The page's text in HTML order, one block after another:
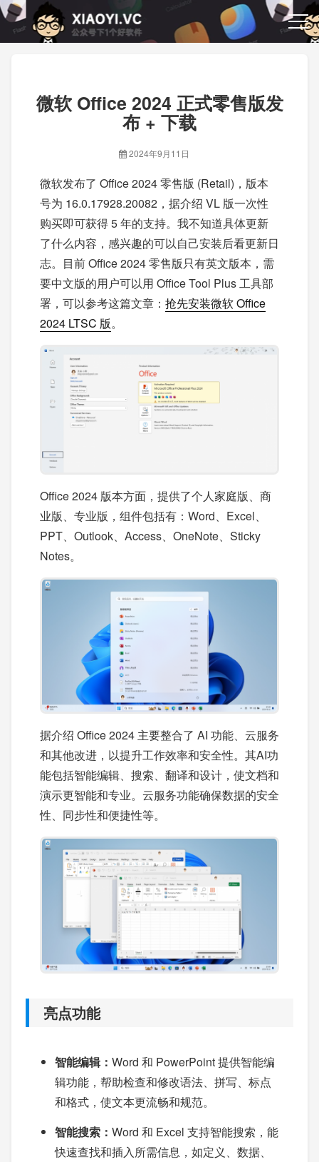
微软 Office 2024 正式零售版发
布 + 下载
2024年9月11日
微软发布了 Office 2024 零售版 (Retail)，版本
号为 16.0.17928.20082，据介绍 VL 版一次性
购买即可获得 5 年的支持。我不知道具体更新
了什么内容，感兴趣的可以自己安装后看更新日
志。目前 Office 2024 零售版只有英文版本，需
要中文版的用户可以用 Office Tool Plus 工具部
署，可以参考这篇文章： 抢先安装微软 Office
2024 LTSC 版。
Office 2024 版本方面，提供了个人家庭版、商
业版、专业版，组件包括有：Word、Excel、
PPT、Outlook、Access、OneNote、Sticky
Notes。
据介绍 Office 2024 主要整合了 AI 功能、云服务
和其他改进，以提升工作效率和安全性。其AI功
能包括智能编辑、搜索、翻译和设计，使文档和
演示更智能和专业。云服务功能确保数据的安全
性、同步性和便捷性等。
亮点功能
智能编辑： Word 和 PowerPoint 提供智能编
辑功能，帮助检查和修改语法、拼写、标点
和格式，使文本更流畅和规范。
智能搜索： Word 和 Excel 支持智能搜索，能
快速查找和插入所需信息，如定义、数据、